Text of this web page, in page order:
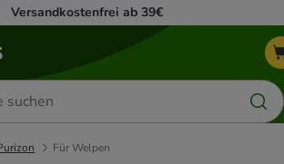
Versandkostenfrei ab 39€
Für Welpen